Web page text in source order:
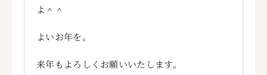
よ＾＾
よいお年を。
来年もよろしくお願いいたします。